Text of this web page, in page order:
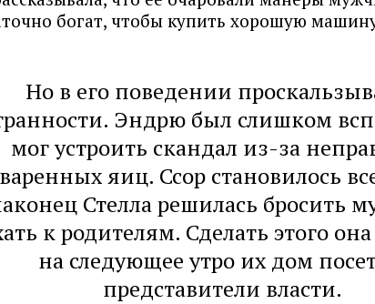
богат, чтобы купить хорошую
Но в его поведении
Эндрю был слишком
мог устроить скандал из-за
яиц. Ссор становилось
Стелла решилась бросить
к родителям. Сделать этого
на следующее утро их дом
представители власти.